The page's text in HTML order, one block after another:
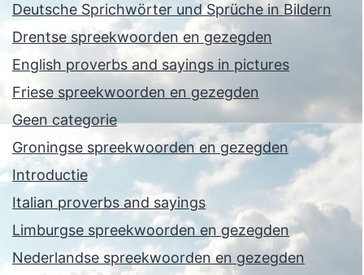
Deutsche Sprichwörter und Sprüche in Bildern
Drentse spreekwoorden en gezegden
English proverbs and sayings in pictures
Friese spreekwoorden en gezegden
Geen categorie
Groningse spreekwoorden en gezegden
Introductie
Italian proverbs and sayings
Limburgse spreekwoorden en gezegden
Nederlandse spreekwoorden en gezegden